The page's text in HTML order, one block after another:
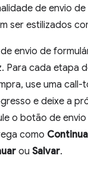
de envio
ser estilizados
envio de
Para cada etapa
use uma
e deixe a
o botão de
como
ou Salvar.